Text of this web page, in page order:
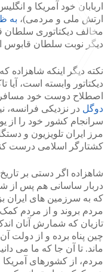
اربابان خود آمریکا و
ارتش ملی و مردمی)، به
مخالف دیکتاتوری سلطان
دیگر نوبت سلطان
نکته دیگر اینکه
دیکتاتور وابسته است، آیا
اصطلاح دوست خود
دوگل در نزدیکی فرانسه،
سرانجام کشور خود را از
مرز ایران تلویزیون و
کشتارگر اسلامی درست
شاهزاده اگر دستی بر
دربار ساسانی هم پس از
که به سرزمین های ایران
مردم بروند و از مردم کمک
تازیان که شمارش‌ آنان
چین پناه برده و از دولت
ماند. تا آن جا که ما می
مردم، از کشورهای
<